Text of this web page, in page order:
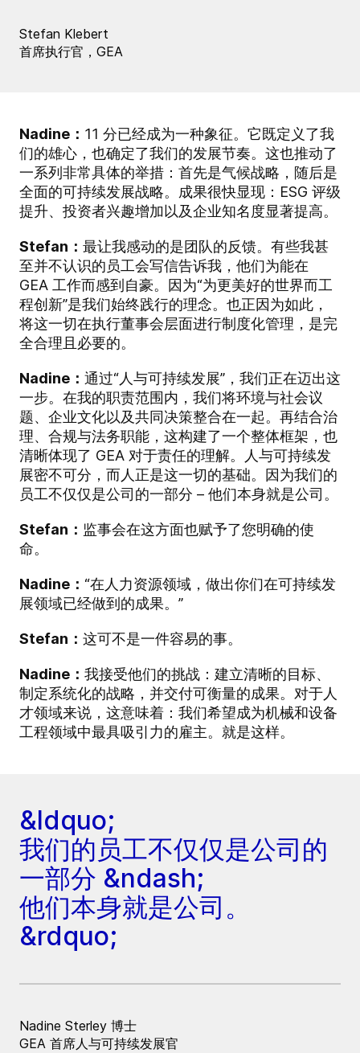
Stefan Klebert
首席执行官，GEA
Nadine： 11 分已经成为一种象征。它既定义了我
们的雄心，也确定了我们的发展节奏。这也推动了
一系列非常具体的举措：首先是气候战略，随后是
全面的可持续发展战略。成果很快显现：ESG 评级
提升、投资者兴趣增加以及企业知名度显著提高。
Stefan： 最让我感动的是团队的反馈。有些我甚
至并不认识的员工会写信告诉我，他们为能在
GEA 工作而感到自豪。因为“为更美好的世界而工
程创新”是我们始终践行的理念。也正因为如此，
将这一切在执行董事会层面进行制度化管理，是完
全合理且必要的。
Nadine： 通过“人与可持续发展”，我们正在迈出这
一步。在我的职责范围内，我们将环境与社会议
题、企业文化以及共同决策整合在一起。再结合治
理、合规与法务职能，这构建了一个整体框架，也
清晰体现了 GEA 对于责任的理解。人与可持续发
展密不可分，而人正是这一切的基础。因为我们的
员工不仅仅是公司的一部分 – 他们本身就是公司。
Stefan： 监事会在这方面也赋予了您明确的使
命。
Nadine： “在人力资源领域，做出你们在可持续发
展领域已经做到的成果。”
Stefan： 这可不是一件容易的事。
Nadine： 我接受他们的挑战：建立清晰的目标、
制定系统化的战略，并交付可衡量的成果。对于人
才领域来说，这意味着：我们希望成为机械和设备
工程领域中最具吸引力的雇主。就是这样。
&ldquo;
我们的员工不仅仅是公司的
一部分 &ndash;
他们本身就是公司。
&rdquo;
Nadine Sterley 博士
GEA 首席人与可持续发展官